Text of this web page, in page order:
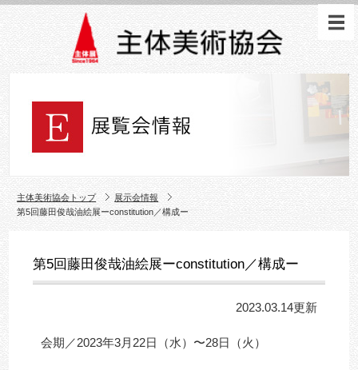
主体美術協会トップ
展示会情報
第5回藤田俊哉油絵展ーconstitution／構成ー
第5回藤田俊哉油絵展ーconstitution／構成ー
2023.03.14更新
会期／2023年3月22日（水）〜28日（火）